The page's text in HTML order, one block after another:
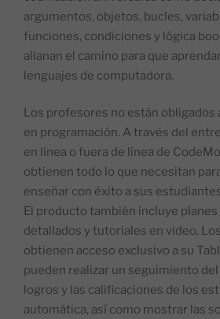
argumentos, objetos, bucles,
funciones, condiciones y lógica
allanan el camino para que
lenguajes de computadora.
Los profesores no están obligados
en programación. A través del
en línea o fuera de línea de
obtienen todo lo que necesitan
enseñar con éxito a sus
El producto también incluye
detallados y tutoriales en video.
obtienen acceso exclusivo a su
pueden realizar un seguimiento
logros y las calificaciones de los
automática, así como mostrar las